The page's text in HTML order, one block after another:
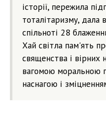
історії, пережила
тоталітаризму, дала
спільноті 28
Хай світла пам'ять
священства і вірних
вагомою моральною
наснагою і